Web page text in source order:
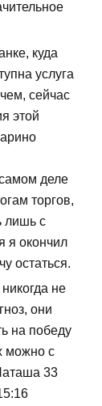
куда
услуга
сейчас
этой
деле
торгов,
лишь с
я окончил
остаться.
не
они
на победу
можно с
33